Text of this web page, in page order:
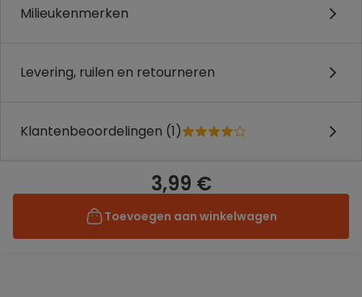
Milieukenmerken
Levering, ruilen en retourneren
Klantenbeoordelingen (1)
3,99 €
Toevoegen aan winkelwagen